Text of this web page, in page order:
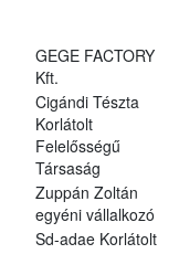
GEGE FACTORY
Kft.
Cigándi Tészta
Korlátolt
Felelősségű
Társaság
Zuppán Zoltán
egyéni vállalkozó
Sd-adae Korlátolt